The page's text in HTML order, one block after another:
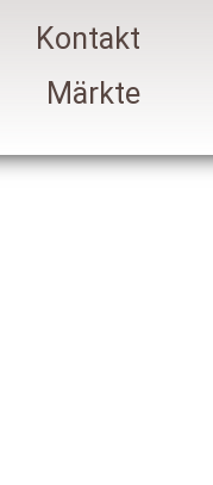
Kontakt
Märkte